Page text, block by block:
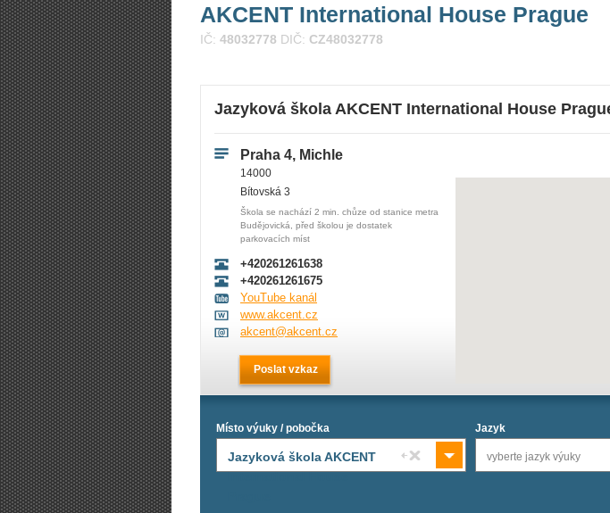
AKCENT International House Prague
IČ: 48032778 DIČ: CZ48032778
Jazyková škola AKCENT International House
Praha 4, Michle
14000
Bítovská 3
Škola se nachází 2 min. chůze od stanice metra
Budějovická, před školou je dostatek
parkovacích míst
+420261261638
+420261261675
YouTube kanál
www.akcent.cz
akcent@akcent.cz
Poslat vzkaz
Místo výuky / pobočka
Jazyková škola AKCENT
International House
Jazyk
vyberte jazyk výuky